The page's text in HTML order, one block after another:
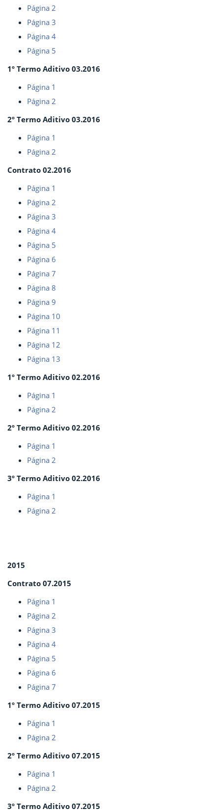
Página 2
Página 3
Página 4
Página 5
1º Termo Aditivo 03.2016
Página 1
Página 2
2º Termo Aditivo 03.2016
Página 1
Página 2
Contrato 02.2016
Página 1
Página 2
Página 3
Página 4
Página 5
Página 6
Página 7
Página 8
Página 9
Página 10
Página 11
Página 12
Página 13
1º Termo Aditivo 02.2016
Página 1
Página 2
2º Termo Aditivo 02.2016
Página 1
Página 2
3º Termo Aditivo 02.2016
Página 1
Página 2
2015
Contrato 07.2015
Página 1
Página 2
Página 3
Página 4
Página 5
Página 6
Página 7
1º Termo Aditivo 07.2015
Página 1
Página 2
2º Termo Aditivo 07.2015
Página 1
Página 2
3º Termo Aditivo 07.2015